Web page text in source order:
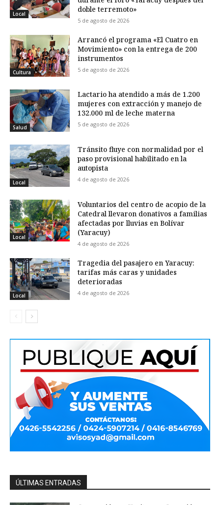
Local
doble terremoto»
5 de agosto de 2026
Cultura
Arrancó el programa «El Cuatro en
Movimiento» con la entrega de 200
instrumentos
5 de agosto de 2026
Salud
Lactario ha atendido a más de 1.200
mujeres con extracción y manejo de
132.000 ml de leche materna
5 de agosto de 2026
Local
Tránsito fluye con normalidad por el
paso provisional habilitado en la
autopista
4 de agosto de 2026
Local
Voluntarios del centro de acopio de la
Catedral llevaron donativos a familias
afectadas por lluvias en Bolívar
(Yaracuy)
4 de agosto de 2026
Local
Tragedia del pasajero en Yaracuy:
tarifas más caras y unidades
deterioradas
4 de agosto de 2026
ÚLTIMAS ENTRADAS